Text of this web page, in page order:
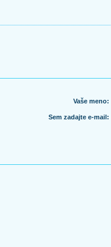
Vaše meno:
Sem zadajte e-mail: